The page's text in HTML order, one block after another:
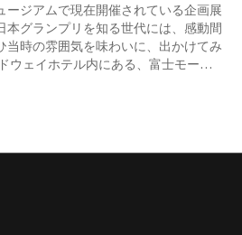
ージアムで現在開催されている企画展
本グランプリを知る世代には、感動間
当時の雰囲気を味わいに、出かけてみ
event/eoigo-1p1md9 が開催され
ードウェイで「F1世界選手権 in
～75年のF1ヨーロッパラウンド
紹介しましょう。 マキF1につ